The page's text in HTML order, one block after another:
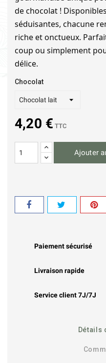
de chocolat !
séduisantes, chacune
riche et onctueux.
coup ou simplement
délice.
Chocolat
4,20 € TTC
Ajouter
Paiement sécurisé
Livraison rapide
Service client 7J/7J
Détails